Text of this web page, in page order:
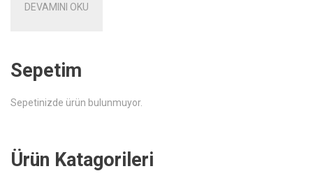
DEVAMINI OKU
Sepetim
Sepetinizde ürün bulunmuyor.
Ürün Katagorileri